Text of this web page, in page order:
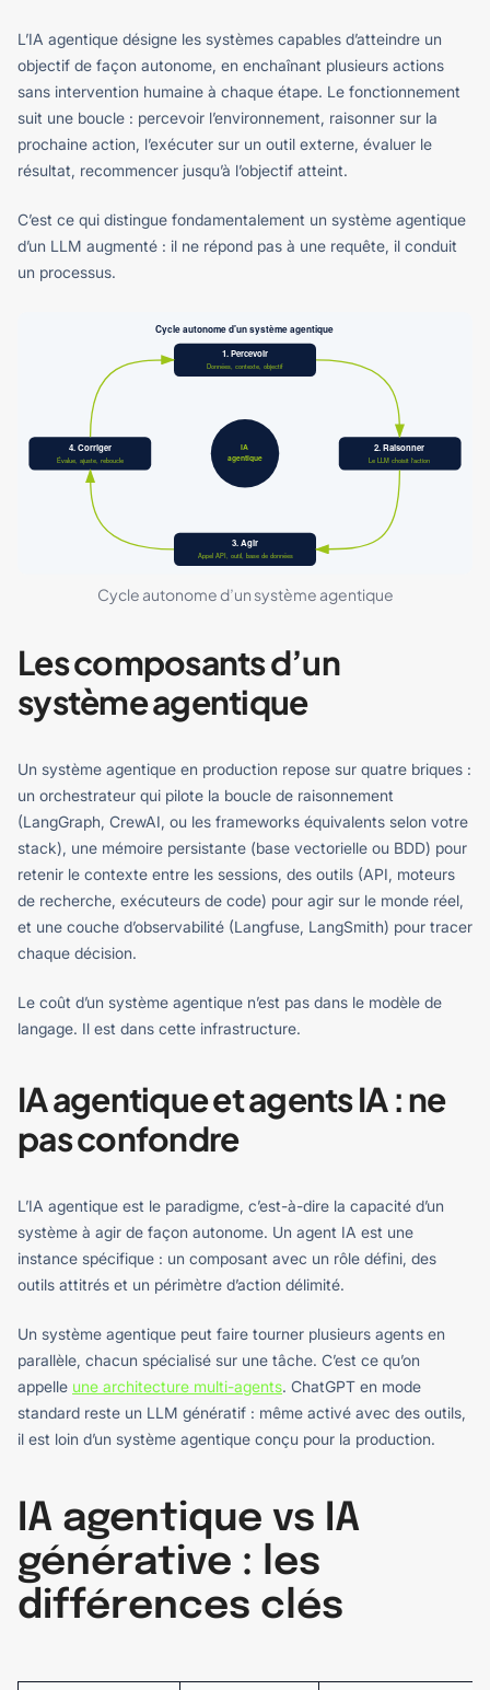
L’IA agentique désigne les systèmes capables d’atteindre un
objectif de façon autonome, en enchaînant plusieurs actions
sans intervention humaine à chaque étape. Le fonctionnement
suit une boucle : percevoir l’environnement, raisonner sur la
prochaine action, l’exécuter sur un outil externe, évaluer le
résultat, recommencer jusqu’à l’objectif atteint.
C’est ce qui distingue fondamentalement un système agentique
d’un LLM augmenté : il ne répond pas à une requête, il conduit
un processus.
Cycle autonome d’un système agentique
Les composants d’un
système agentique
Un système agentique en production repose sur quatre briques :
un orchestrateur qui pilote la boucle de raisonnement
(LangGraph, CrewAI, ou les frameworks équivalents selon votre
stack), une mémoire persistante (base vectorielle ou BDD) pour
retenir le contexte entre les sessions, des outils (API, moteurs
de recherche, exécuteurs de code) pour agir sur le monde réel,
et une couche d’observabilité (Langfuse, LangSmith) pour tracer
chaque décision.
Le coût d’un système agentique n’est pas dans le modèle de
langage. Il est dans cette infrastructure.
IA agentique et agents IA : ne
pas confondre
L’IA agentique est le paradigme, c’est-à-dire la capacité d’un
système à agir de façon autonome. Un agent IA est une
instance spécifique : un composant avec un rôle défini, des
outils attitrés et un périmètre d’action délimité.
Un système agentique peut faire tourner plusieurs agents en
parallèle, chacun spécialisé sur une tâche. C’est ce qu’on
appelle une architecture multi-agents. ChatGPT en mode
standard reste un LLM génératif : même activé avec des outils,
il est loin d’un système agentique conçu pour la production.
IA agentique vs IA
générative : les
différences clés